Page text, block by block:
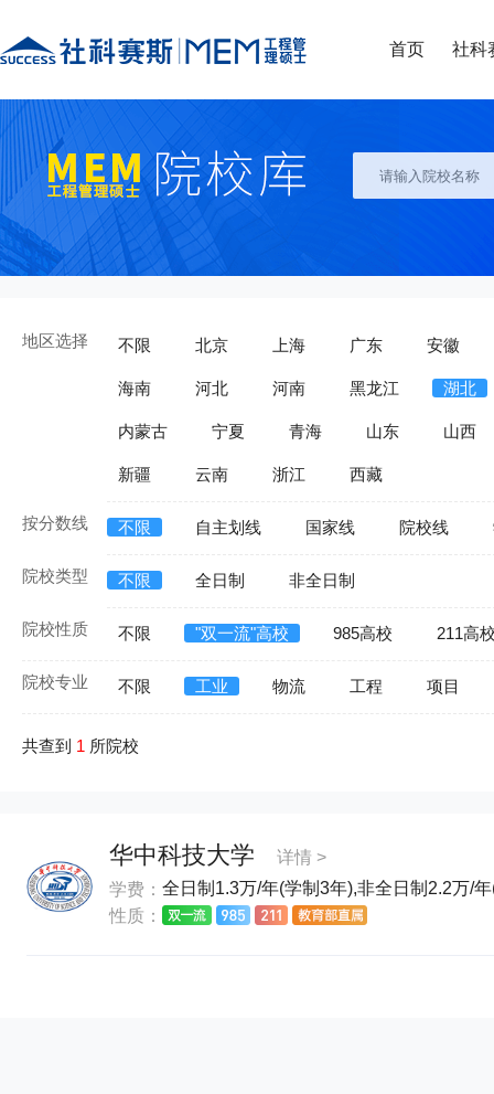
首页 社科
地区选择 不限 北京 上海 广东 安徽
海南 河北 河南 黑龙江 湖北
内蒙古 宁夏 青海 山东 山西
新疆 云南 浙江 西藏
按分数线 不限 自主划线 国家线 院校线
院校类型 不限 全日制 非全日制
院校性质 不限 "双一流"高校 985高校 211高
院校专业 不限 工业 物流 工程 项目
共查到 1 所院校
华中科技大学
详情 >
学费： 全日制1.3万/年(学制3年),非全日制2.2万/
性质：